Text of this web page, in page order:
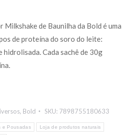
Milkshake de Baunilha da Bold é uma
de proteína do soro do leite:
hidrolisada. Cada sachê de 30g
, Bold SKU: 7898755180633
e Pousadas Loja de produtos naturais